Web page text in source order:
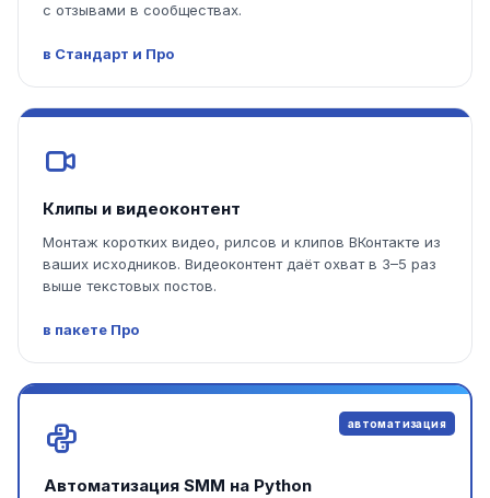
с отзывами в сообществах.
в Стандарт и Про
Клипы и видеоконтент
Монтаж коротких видео, рилсов и клипов ВКонтакте из
ваших исходников. Видеоконтент даёт охват в 3–5 раз
выше текстовых постов.
в пакете Про
автоматизация
Автоматизация SMM на Python